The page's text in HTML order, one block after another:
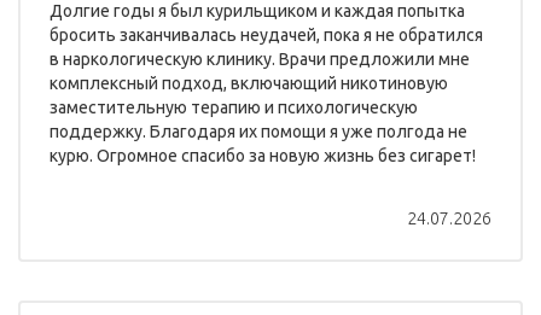
Долгие годы я был курильщиком и каждая попытка
бросить заканчивалась неудачей, пока я не обратился
в наркологическую клинику. Врачи предложили мне
комплексный подход, включающий никотиновую
заместительную терапию и психологическую
поддержку. Благодаря их помощи я уже полгода не
курю. Огромное спасибо за новую жизнь без сигарет!
24.07.2026